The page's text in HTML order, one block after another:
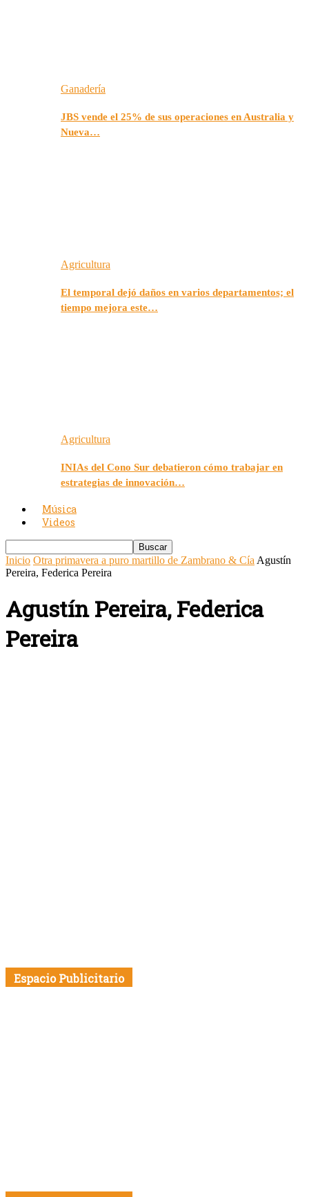
Ganadería
JBS vende el 25% de sus operaciones en Australia y
Nueva…
Agricultura
El temporal dejó daños en varios departamentos; el
tiempo mejora este…
Agricultura
INIAs del Cono Sur debatieron cómo trabajar en
estrategias de innovación…
Música
Videos
Inicio Otra primavera a puro martillo de Zambrano & Cía Agustín
Pereira, Federica Pereira
Agustín Pereira, Federica
Pereira
Espacio Publicitario